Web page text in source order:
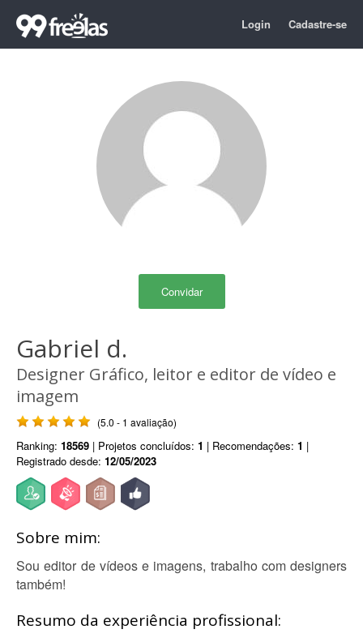
Login Cadastre-se
Convidar
Gabriel d.
Designer Gráfico, leitor e editor de vídeo e
imagem
(5.0 - 1 avaliação)
Ranking: 18569 | Projetos concluídos: 1 | Recomendações: 1 |
Registrado desde: 12/05/2023
Sobre mim:
Sou editor de vídeos e imagens, trabalho com designers
também!
Resumo da experiência profissional: